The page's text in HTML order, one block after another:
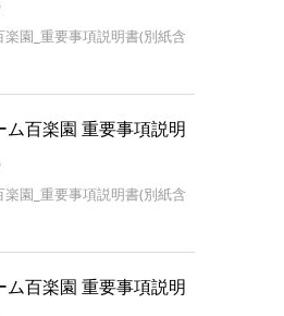
楽園_重要事項説明書(別紙含
百楽園 重要事項説明
楽園_重要事項説明書(別紙含
百楽園 重要事項説明